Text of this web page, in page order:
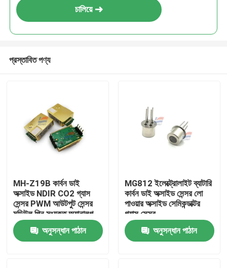
চালিয়ে
প্রস্তাবিত পণ্য
MH-Z19B কার্বন ডাই
অক্সাইড NDIR CO2 গ্যাস
সেন্সর PWM আউটপুট সেন্সর
মডিউল পিন সংযুক্ত অ্যানালগ
অনুসন্ধান পাঠান
MG812 ইলেক্ট্রোলাইট ব্যাটারি
কার্বন ডাই অক্সাইড সেন্সর লো
পাওয়ার অক্সাইড সেমিকন্ডাক্টর
গ্যাস সেন্সর
অনুসন্ধান পাঠান